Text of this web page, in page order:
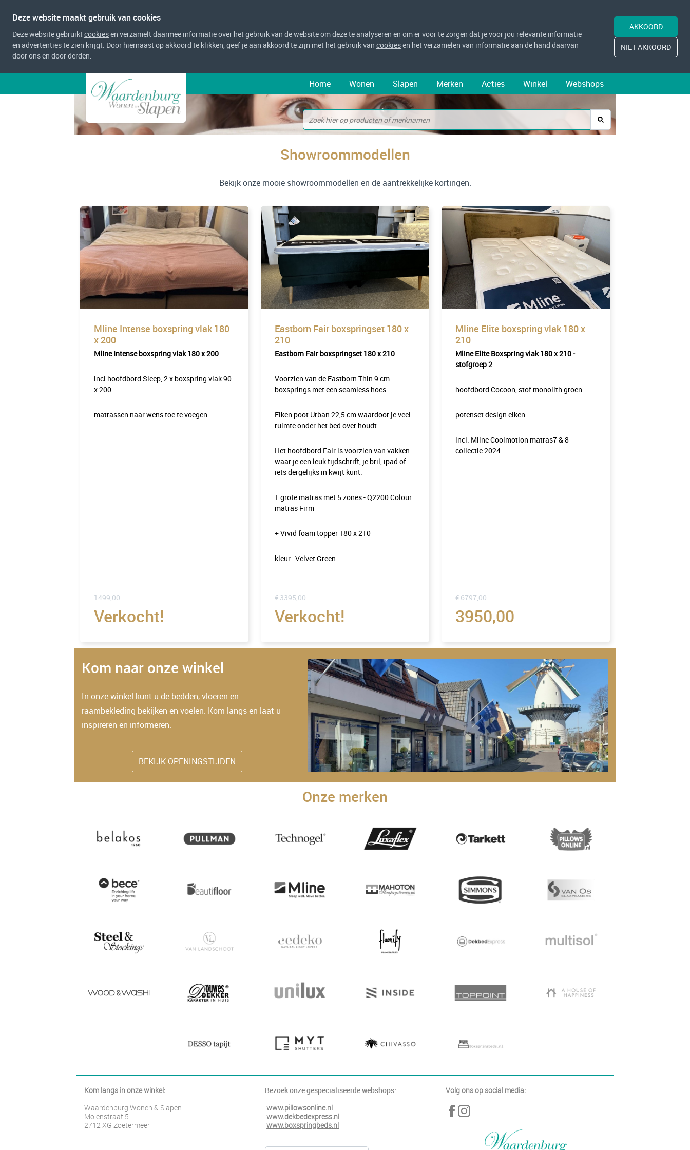
Deze website maakt gebruik van cookies
Deze website gebruiktcookiesen verzamelt daarmee informatie over het gebruik van de website om deze te analyseren en om er voor te zorgen dat je voor jou relevante informatie
en advertenties te zien krijgt. Door hiernaast op akkoord te klikken, geef je aan akkoord te zijn met het gebruik van cookiesen het verzamelen van informatie aan de hand daarvan
door ons en door derden.
AKKOORD
NIET AKKOORD
Home Wonen Slapen Merken Acties Winkel Webshops
Showroommodellen
Bekijk onze mooie showroommodellen en de aantrekkelijke kortingen.
Mline Intense boxspring vlak 180
x 200
Mline Intense boxspring vlak 180 x 200
incl hoofdbord Sleep, 2 x boxspring vlak 90
x 200
matrassen naar wens toe te voegen
1499,00
Verkocht!
Eastborn Fair boxspringset 180 x
210
Eastborn Fair boxspringset 180 x 210
Voorzien van de Eastborn Thin 9 cm
boxsprings met een seamless hoes.
Eiken poot Urban 22,5 cm waardoor je veel
ruimte onder het bed over houdt.
Het hoofdbord Fair is voorzien van vakken
waar je een leuk tijdschrift, je bril, ipad of
iets dergelijks in kwijt kunt.
1 grote matras met 5 zones - Q2200 Colour
matras Firm
+ Vivid foam topper 180 x 210
kleur: Velvet Green
€ 3395,00
Verkocht!
Mline Elite boxspring vlak 180 x
210
Mline Elite Boxspring vlak 180 x 210 -
stofgroep 2
hoofdbord Cocoon, stof monolith groen
potenset design eiken
incl. Mline Coolmotion matras7 & 8
collectie 2024
€ 6797,00
3950,00
Kom naar onze winkel
In onze winkel kunt u de bedden, vloeren en
raambekleding bekijken en voelen. Kom langs en laat u
inspireren en informeren.
BEKIJK OPENINGSTIJDEN
Onze merken
Kom langs in onze winkel:
Waardenburg Wonen & Slapen
Molenstraat 5
2712 XG Zoetermeer
Bezoek onze gespecialiseerde webshops:
www.pillowsonline.nl
www.dekbedexpress.nl
www.boxspringbeds.nl
Volg ons op social media: